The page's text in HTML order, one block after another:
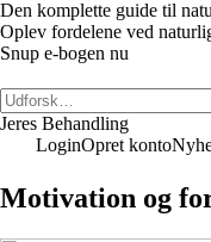
Den komplette guide til
Oplev fordelene ved
Snup e-bogen nu
Jeres Behandling
LoginOpret konto
Motivation og